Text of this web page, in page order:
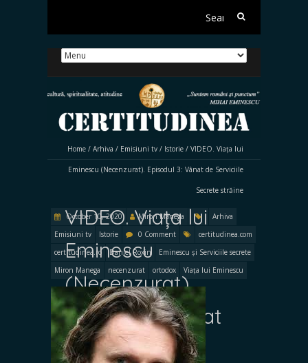
Search
Home / Arhiva / Emisiuni tv / Istorie / VIDEO. Viața lui
Eminescu (Necenzurat). Episodul 3: Vânat de Serviciile
Secrete străine
VIDEO. Viața lui
Eminescu
(Necenzurat).
Episodul 3: Vânat
de Serviciile
October 10, 2020 Miron Manega
Arhiva
Emisiuni tv
Istorie 0 Comment
certitudinea.com
certitudinea.ro
Daniel Roxin
Eminescu și Serviciile secrete
Miron Manega
necenzurat ortodox Viața lui Eminescu